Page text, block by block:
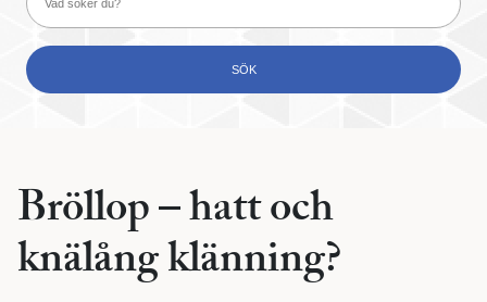
Bröllop – hatt och
knälång klänning?